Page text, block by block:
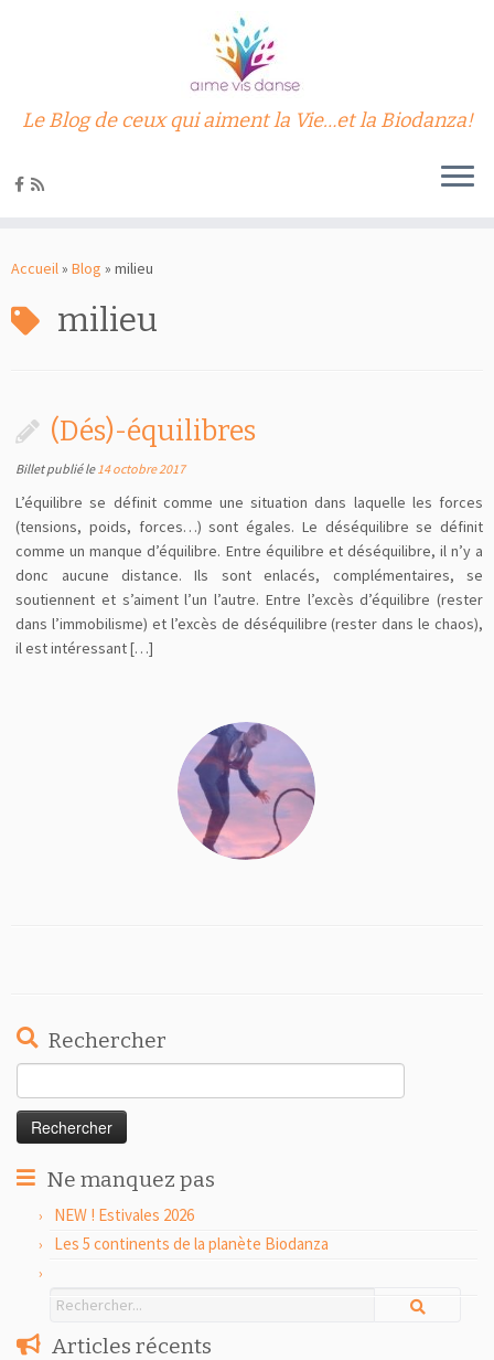
au
Le Blog de ceux qui aiment la Vie…et la Biodanza!
Accueil» Blog » milieu
milieu
(Dés)-équilibres
Billet publié le14 octobre 2017
L’équilibre se définit comme une situation dans laquelle les forces
(tensions, poids, forces…) sont égales. Le déséquilibre se définit
comme un manque d’équilibre. Entre équilibre et déséquilibre, il n’y a
donc aucune distance. Ils sont enlacés, complémentaires, se
soutiennent et s’aiment l’un l’autre. Entre l’excès d’équilibre (rester
dans l’immobilisme) et l’excès de déséquilibre (rester dans le chaos),
il est intéressant […]
Rechercher
Ne manquez pas
NEW ! Estivales 2026
Les 5 continents de la planète Biodanza
Articles récents